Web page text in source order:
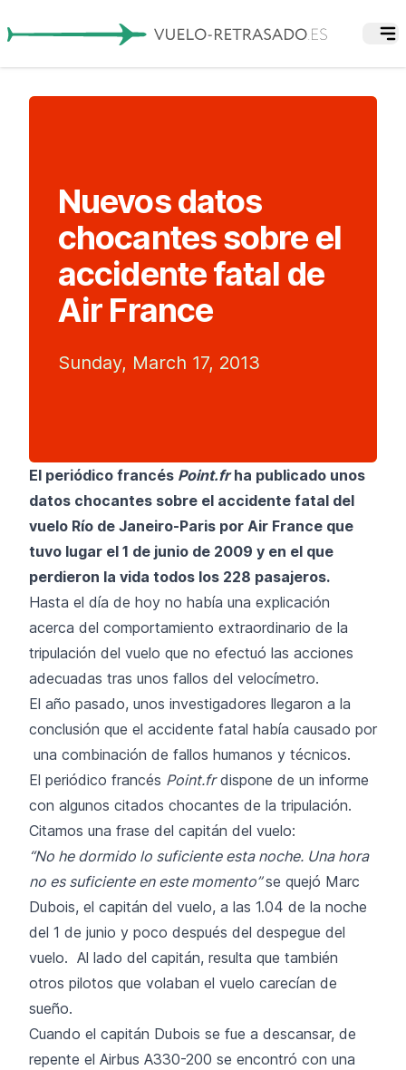
Nuevos datos
chocantes sobre el
accidente fatal de
Air France
Sunday, March 17, 2013
El periódico francés Point.frha publicado unos
datos chocantes sobre el accidente fatal del
vuelo Río de Janeiro-Paris por Air France que
tuvo lugar el 1 de junio de 2009 y en el que
perdieron la vida todos los 228 pasajeros.
Hasta el día de hoy no había una explicación
acerca del comportamiento extraordinario de la
tripulación del vuelo que no efectuó las acciones
adecuadas tras unos fallos del velocímetro.
El año pasado, unos investigadores llegaron a la
conclusión que el accidente fatal había causado por
una combinación de fallos humanos y técnicos.
El periódico francés Point.frdispone de un informe
con algunos citados chocantes de la tripulación.
Citamos una frase del capitán del vuelo:
“No he dormido lo suficiente esta noche. Una hora
no es suficiente en este momento”se quejó Marc
Dubois, el capitán del vuelo, a las 1.04 de la noche
del 1 de junio y poco después del despegue del
vuelo. Al lado del capitán, resulta que también
otros pilotos que volaban el vuelo carecían de
sueño.
Cuando el capitán Dubois se fue a descansar, de
repente el Airbus A330-200 se encontró con una